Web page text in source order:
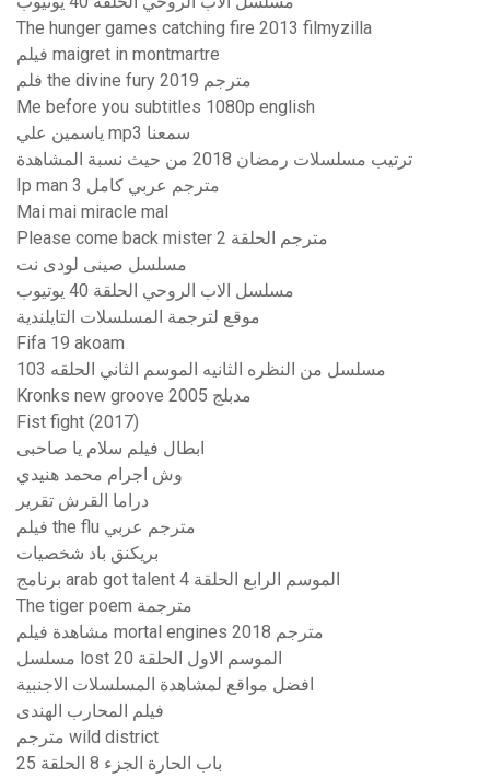
The hunger games catching fire 2013 filmyzilla
فيلم maigret in montmartre
فلم the divine fury 2019 مترجم
Me before you subtitles 1080p english
ياسمين علي mp3 سمعنا
ترتيب مسلسلات رمضان 2018 من حيث نسبة المشاهدة
Ip man 3 مترجم عربي كامل
Mai mai miracle mal
Please come back mister مترجم الحلقة 2
مسلسل صينى لودى نت
مسلسل الاب الروحي الحلقة 40 يوتيوب
موقع لترجمة المسلسلات التايلندية
Fifa 19 akoam
مسلسل من النظره الثانيه الموسم الثاني الحلقه 103
Kronks new groove 2005 مدبلج
Fist fight (2017)
ابطال فيلم سلام يا صاحبى
وش اجرام محمد هنيدي
دراما القرش تقرير
فيلم the flu مترجم عربي
بريكنق باد شخصيات
برنامج arab got talent الموسم الرابع الحلقة 4
The tiger poem مترجمة
مشاهدة فيلم mortal engines 2018 مترجم
مسلسل lost الموسم الاول الحلقة 20
افضل مواقع لمشاهدة المسلسلات الاجنبية
فيلم المحارب الهندى
مترجم wild district
باب الحارة الجزء 8 الحلقة 25